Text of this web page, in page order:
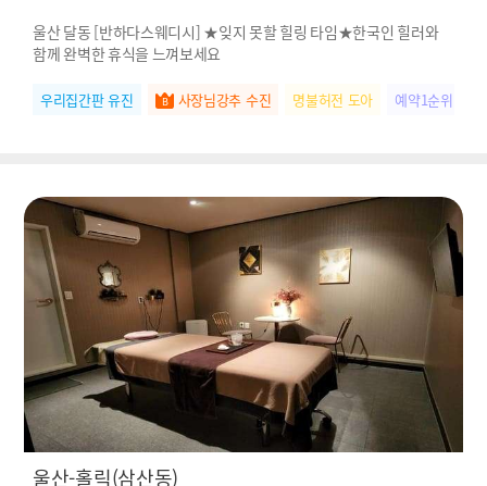
울산 달동 [반하다스웨디시] ★잊지 못할 힐링 타임★한국인 힐러와
함께 완벽한 휴식을 느껴보세요
우리집간판 유진 사장님강추 수진 명불허전 도아 예약1순위 체리
울산-홀릭(삼산동)